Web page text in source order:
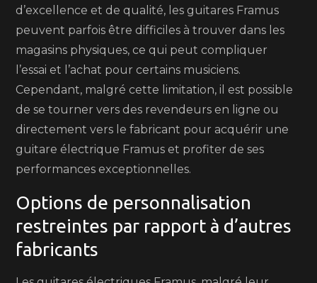
d’excellence et de qualité, les guitares Framus
peuvent parfois être difficiles à trouver dans les
magasins physiques, ce qui peut compliquer
l’essai et l’achat pour certains musiciens.
Cependant, malgré cette limitation, il est possible
de se tourner vers des revendeurs en ligne ou
directement vers le fabricant pour acquérir une
guitare électrique Framus et profiter de ses
performances exceptionnelles.
Options de personnalisation
restreintes par rapport à d’autres
fabricants